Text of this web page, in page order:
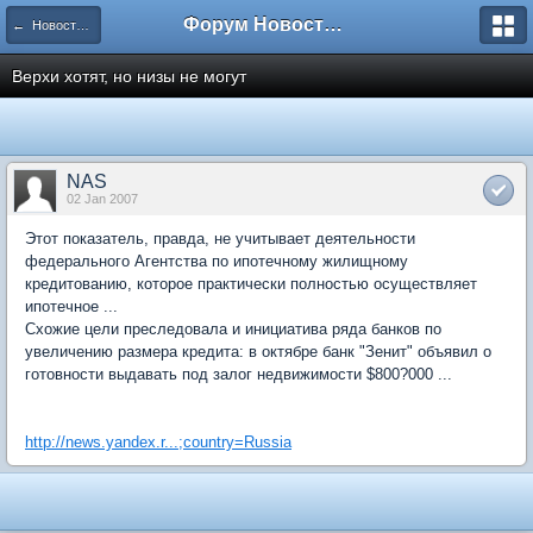
← Новости рынка недвижимости Форум Новостройки
Верхи хотят, но низы не могут
NAS
02 Jan 2007
Этот показатель, правда, не учитывает деятельности
федерального Агентства по ипотечному жилищному
кредитованию, которое практически полностью осуществляет
ипотечное ...
Схожие цели преследовала и инициатива ряда банков по
увеличению размера кредита: в октябре банк "Зенит" объявил о
готовности выдавать под залог недвижимости $800?000 ...
http://news.yandex.r...;country=Russia